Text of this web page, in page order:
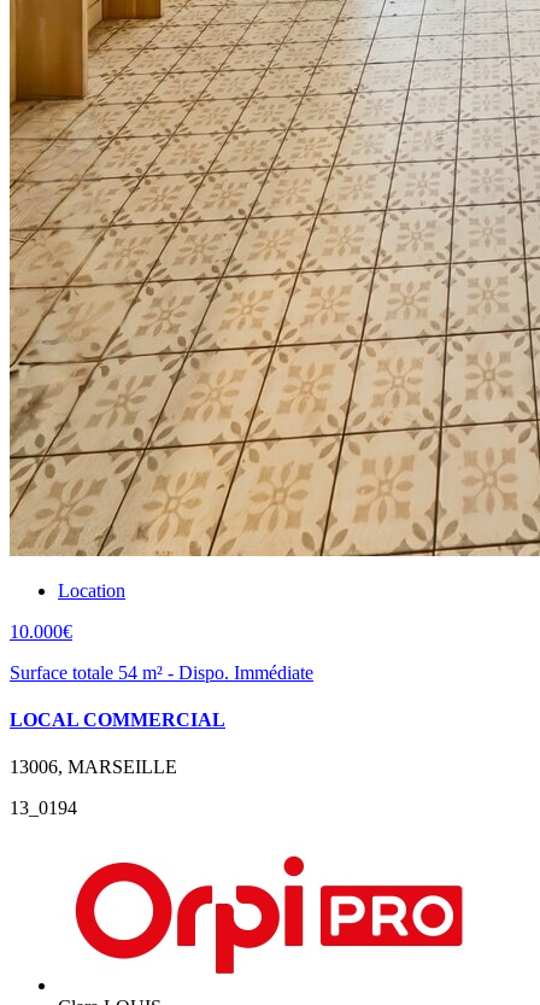
Location
10.000€
Surface totale 54 m² - Dispo. Immédiate
LOCAL COMMERCIAL
13006, MARSEILLE
13_0194